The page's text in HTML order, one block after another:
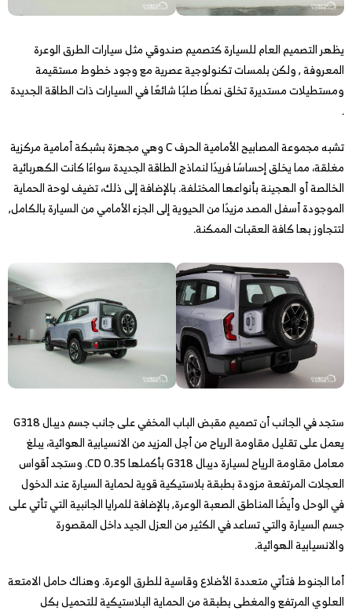
يظهر التصميم العام للسيارة كتصميم صندوقي مثل سيارات الطرق الوعرة
المعروفة , ولكن بلمسات تكنولوجية عصرية مع وجود خطوط مستقيمة
ومستطيلات مستديرة تخلق نمطًا صلبًا شائعًا في السيارات ذات الطاقة الجديدة
.
تشبه مجموعة المصابيح الأمامية الحرف C وهي مجهزة بشبكة أمامية مركزية
مغلقة، مما يخلق إحساسًا فريدًا لنماذج الطاقة الجديدة سواءًا كانت الكهربائية
الخالصة أو الهجينة بأنواعها المختلفة. بالإضافة إلى ذلك، تضيف لوحة الحماية
الموجودة أسفل المصد مزيدًا من الحيوية إلى الجزء الأمامي من السيارة بالكامل,
لتتجاوز بها كافة العقبات الممكنة.
ستجد في الجانب أن تصميم مقبض الباب المخفي على جانب جسم ديبال G318
يعمل على تقليل مقاومة الرياح من أجل المزيد من الانسيابية الهوائية، يبلغ
معامل مقاومة الرياح لسيارة ديبال G318 بأكملها 0.35 CD. وستجد أقواس
العجلات المرتفعة مزودة بطبقة بلاستيكية قوية لحماية السيارة عند الدخول
في الوحل وأيضًا المناطق الصعبة الوعرة, بالإضافة للمرايا الجانبية التي تأتي على
جسم السيارة والتي تساعد في الكثير من العزل الجيد داخل المقصورة
والانسيابية الهوائية.
أما الجنوط فتأتي متعددة الأضلاع وقاسية للطرق الوعرة. وهناك حامل الامتعة
العلوي المرتفع والمغطى بطبقة من الحماية البلاستيكية للتحميل بكل